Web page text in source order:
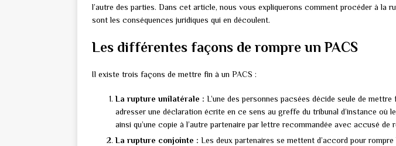
l’autre des parties. Dans cet article, nous vous expliquerons comment procéder à la
sont les conséquences juridiques qui en découlent.
Les différentes façons de rompre un PACS
Il existe trois façons de mettre fin à un PACS :
La rupture unilatérale : L’une des personnes pacsées décide seule de
adresser une déclaration écrite en ce sens au greffe du tribunal d’instance où
ainsi qu’une copie à l’autre partenaire par lettre recommandée avec accusé de
La rupture conjointe : Les deux partenaires se mettent d’accord pour